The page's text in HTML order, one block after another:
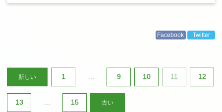
Facebook Twitter
投
稿
の
新しい 1 … 9 10 11 12
13 … 15 古い